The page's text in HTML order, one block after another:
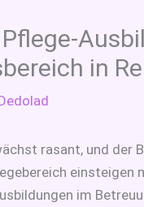
in
rasant, und
einsteigen
im